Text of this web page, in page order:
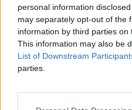
personal information
may separately opt-out of the
information by third parties on
This information may also be
List of Downstream
parties.